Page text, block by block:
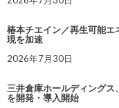
椿本チエイン／再生可能
現を加速
2026年7月30日
三井倉庫ホールディングス
を開発・導入開始